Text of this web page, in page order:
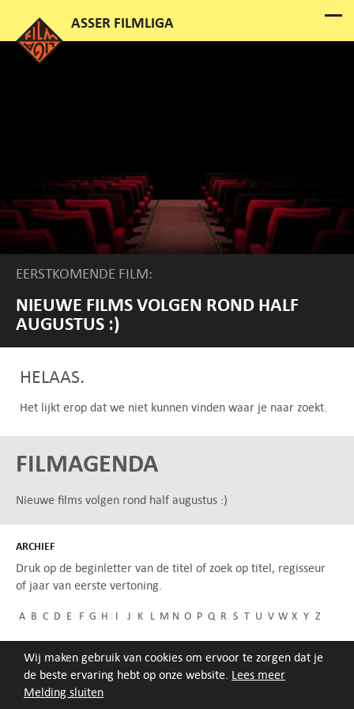
Melding sluiten
Wij maken gebruik van cookies om ervoor te zorgen dat je
de beste ervaring hebt op onze website. Lees meer
EERSTKOMENDE FILM:
NIEUWE FILMS VOLGEN ROND HALF
AUGUSTUS :)
HELAAS.
Het lijkt erop dat we niet kunnen vinden waar je naar zoekt.
FILMAGENDA
Nieuwe films volgen rond half augustus :)
ARCHIEF
Druk op de beginletter van de titel of zoek op titel, regisseur
of jaar van eerste vertoning.
A B C D E F G H I J K L M N O P Q R S T U V W X Y Z